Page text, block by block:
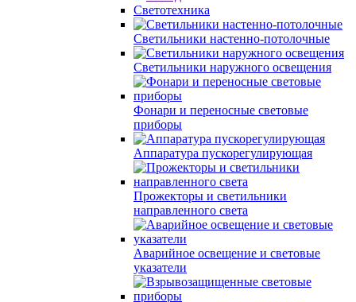
Светотехника
Светильники настенно-потолочные
Светильники наружного освещения
Фонари и переносные световые
приборы
Аппаратура пускорегулирующая
Прожекторы и светильники
направленного света
Аварийное освещение и световые
указатели